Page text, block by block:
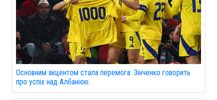
Основним акцентом стала перемога: Зінченко говорить
про успіх над Албанією.